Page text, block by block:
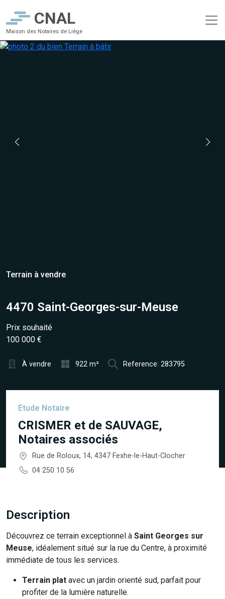
CNAL
Maison des Notaires de Liège
Terrain à vendre
4470 Saint-Georges-sur-Meuse
Prix souhaité
100 000 €
À vendre 922 m² Reference: 283795
Etude Notaire
CRISMER et de SAUVAGE,
Notaires associés
Rue de Roloux, 14, 4347 Fexhe-le-Haut-Clocher
04 250 10 56
Description
Découvrez ce terrain exceptionnel à Saint Georges sur
Meuse, idéalement situé sur la rue du Centre, à proximité
immédiate de tous les services.
Terrain plat avec un jardin orienté sud, parfait pour
profiter de la lumière naturelle.